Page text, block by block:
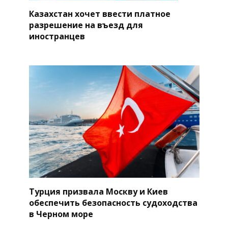
Казахстан хочет ввести платное
разрешение на въезд для
иностранцев
Турция призвала Москву и Киев
обеспечить безопасность судоходства
в Черном море